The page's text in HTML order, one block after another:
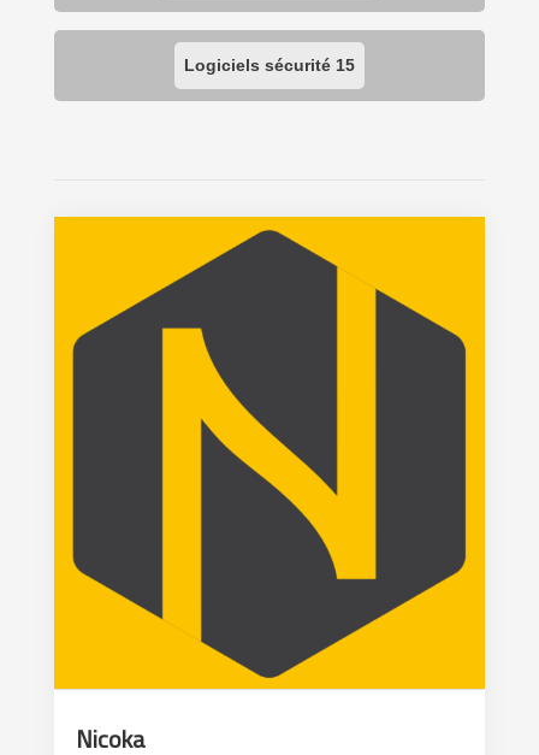
Logiciels sécurité 15
Nicoka